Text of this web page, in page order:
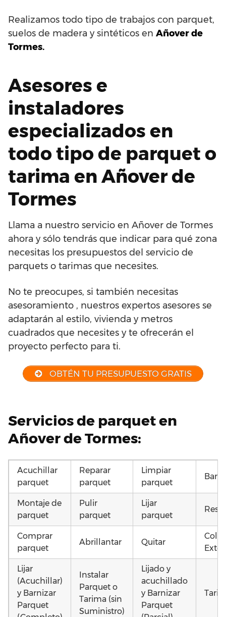
Realizamos todo tipo de trabajos con parquet,
suelos de madera y sintéticos en Añover de
Tormes.
Asesores e
instaladores
especializados en
todo tipo de parquet o
tarima en Añover de
Tormes
Llama a nuestro servicio en Añover de Tormes
ahora y sólo tendrás que indicar para qué zona
necesitas los presupuestos del servicio de
parquets o tarimas que necesites.
No te preocupes, si también necesitas
asesoramiento , nuestros expertos asesores se
adaptarán al estilo, vivienda y metros
cuadrados que necesites y te ofrecerán el
proyecto perfecto para ti.
OBTÉN TU PRESUPUESTO GRATIS
Servicios de parquet en
Añover de Tormes:
Acuchillar
parquet
Reparar
parquet
Limpiar
parquet
Montaje de
parquet
Pulir
parquet
Lijar
parquet
Comprar
parquet
Abrillantar Quitar
Lijar
(Acuchillar)
y Barnizar
Parquet
Instalar
Parquet o
Tarima (sin
Suministro)
Lijado y
acuchillado
y Barnizar
Parquet